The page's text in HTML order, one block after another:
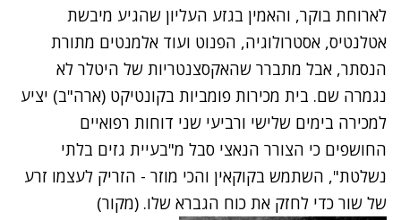
לארוחת בוקר, והאמין בגזע העליון שהגיע מיבשת
אטלנטיס, אסטרולוגיה, הפנוט ועוד אלמנטים מתורת
הנסתר, אבל מתברר שהאקסצנטריות של היטלר לא
נגמרה שם. בית מכירות פומביות בקונטיקט (ארה"ב) יציע
למכירה בימים שלישי ורביעי שני דוחות רפואיים
החושפים כי הצורר הנאצי סבל מ"בעיית גזים בלתי
נשלטת", השתמש בקוקאין והכי מוזר - הזריק לעצמו זרע
של שור כדי לחזק את כוח הגברא שלו. (מקור)